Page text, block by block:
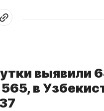
выявили
в